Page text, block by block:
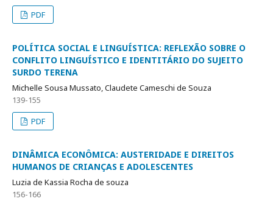
PDF
POLÍTICA SOCIAL E LINGUÍSTICA: REFLEXÃO SOBRE O
CONFLITO LINGUÍSTICO E IDENTITÁRIO DO SUJEITO
SURDO TERENA
Michelle Sousa Mussato, Claudete Cameschi de Souza
139-155
PDF
DINÂMICA ECONÔMICA: AUSTERIDADE E DIREITOS
HUMANOS DE CRIANÇAS E ADOLESCENTES
Luzia de Kassia Rocha de souza
156-166